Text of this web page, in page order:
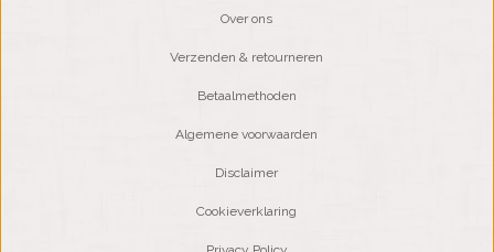
Over ons
Verzenden & retourneren
Betaalmethoden
Algemene voorwaarden
Disclaimer
Cookieverklaring